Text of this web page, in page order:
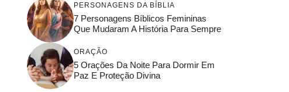
PERSONAGENS DA BÍBLIA
7 Personagens Bíblicos Femininas
Que Mudaram A História Para Sempre
ORAÇÃO
5 Orações Da Noite Para Dormir Em
Paz E Proteção Divina